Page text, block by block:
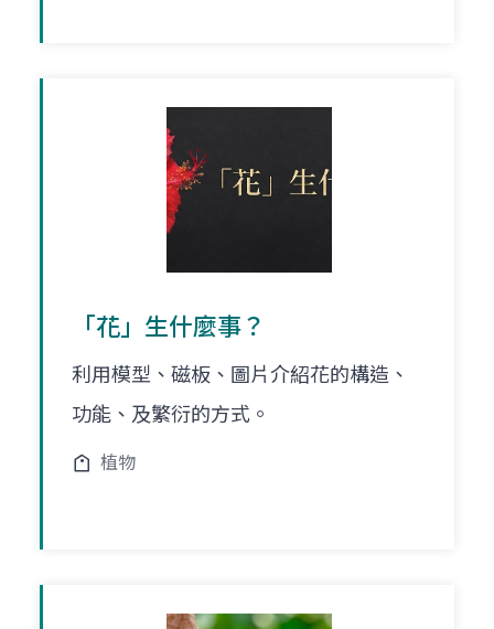
「花」生什麼事？
利用模型、磁板、圖片介紹花的構造、
功能、及繁衍的方式。
植物